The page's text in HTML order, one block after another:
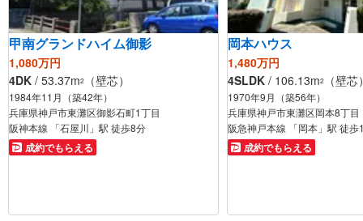
甲南グランドハイム御影
1,080万円
4DK / 53.37m2 （壁芯）
1984年11月（築42年）
兵庫県神戸市東灘区御影石町1丁目
阪神本線 「石屋川」駅 徒歩8分
成約でもらえる
岡本ハウス
1,480万円
4SLDK / 106.13m2 （壁芯
1970年9月（築56年）
兵庫県神戸市東灘区岡本8丁目
阪急神戸本線 「岡本」駅 徒歩
成約でもらえる